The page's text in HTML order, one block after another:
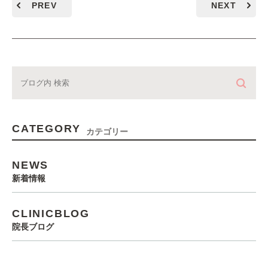
PREV NEXT
CATEGORY カテゴリー
NEWS
新着情報
CLINICBLOG
院長ブログ